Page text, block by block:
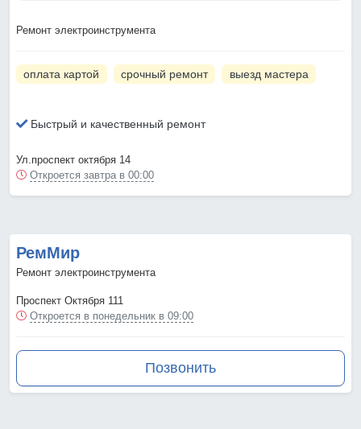
Ремонт электроинструмента
оплата картой срочный ремонт выезд мастера
Быстрый и качественный ремонт
Ул.проспект октября 14
Откроется завтра в 00:00
РемМир
Ремонт электроинструмента
Проспект Октября 111
Откроется в понедельник в 09:00
Позвонить